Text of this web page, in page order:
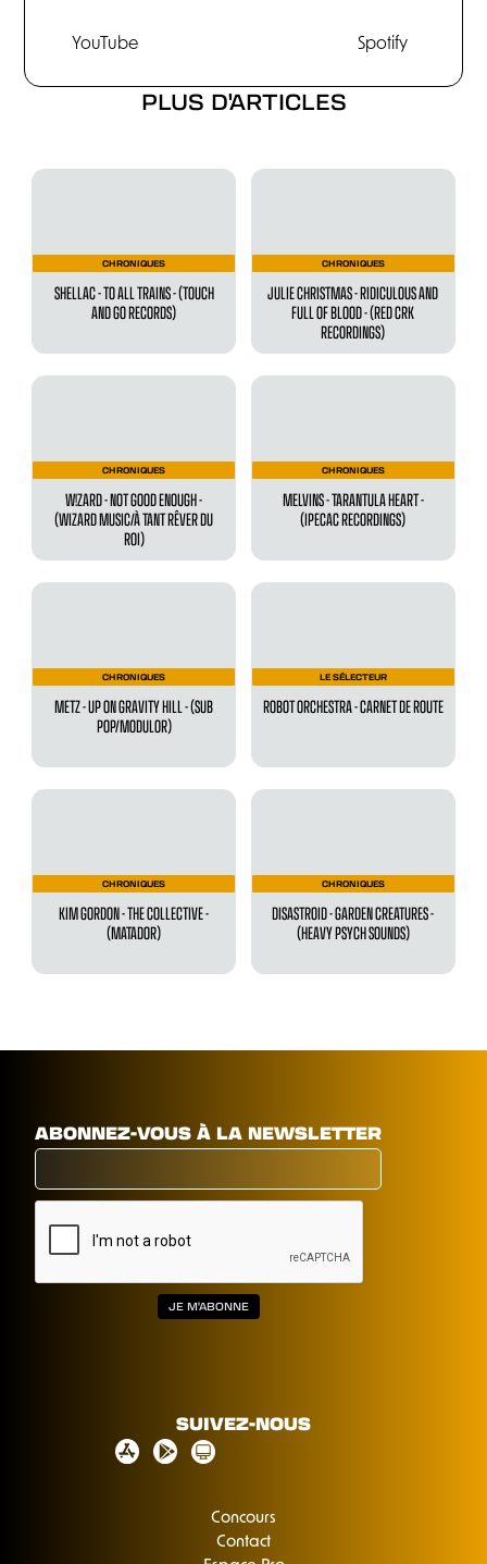
YouTube Spotify
PLUS D'ARTICLES
CHRONIQUES
SHELLAC - TO ALL TRAINS - (TOUCH
AND GO RECORDS)
CHRONIQUES
JULIE CHRISTMAS - RIDICULOUS AND
FULL OF BLOOD - (RED CRK
RECORDINGS)
CHRONIQUES
W!ZARD - NOT GOOD ENOUGH -
(WIZARD MUSIC/À TANT RÊVER DU
ROI)
CHRONIQUES
MELVINS - TARANTULA HEART -
(IPECAC RECORDINGS)
CHRONIQUES
METZ - UP ON GRAVITY HILL - (SUB
POP/MODULOR)
LE SÉLECTEUR
ROBOT ORCHESTRA - CARNET DE ROUTE
CHRONIQUES
KIM GORDON - THE COLLECTIVE -
(MATADOR)
CHRONIQUES
DISASTROID - GARDEN CREATURES -
(HEAVY PSYCH SOUNDS)
ABONNEZ-VOUS À LA NEWSLETTER
SUIVEZ-NOUS
Concours
Contact